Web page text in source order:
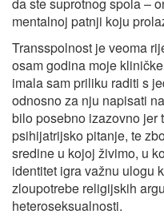
mentalnoj patnji koju
Transspolnost je veoma
osam godina moje
imala sam priliku raditi s
odnosno za nju napisati
bilo posebno izazovno
psihijatrijsko pitanje, te
sredine u kojoj živimo, u
identitet igra važnu ulogu
zloupotrebe religijskih
heteroseksualnosti.